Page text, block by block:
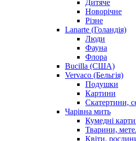
Дитяче
Новорічне
Різне
Lanarte (Голандія)
Люди
Фауна
Флора
Bucilla (США)
Vervaco (Бельгія)
Подушки
Картини
Скатертини,
Чарiвна мить
Кумедні
Тварини,
Квіти,